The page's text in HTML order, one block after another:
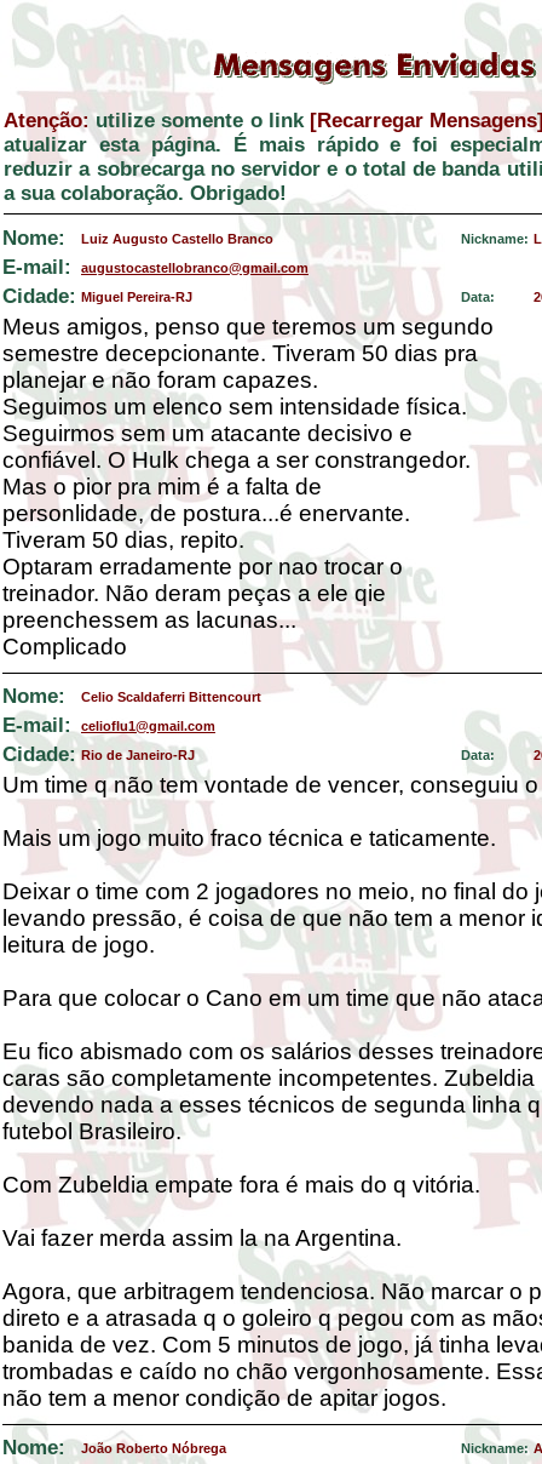
Atenção: utilize somente o link [Recarregar
atualizar esta página. É mais rápido e foi
reduzir a sobrecarga no servidor e o total de banda
a sua colaboração. Obrigado!
Nome:
Luiz Augusto Castello Branco Nickname:
E-mail: augustocastellobranco@gmail.com
Cidade: Miguel Pereira-RJ Data:
Meus amigos, penso que teremos um segundo
semestre decepcionante. Tiveram 50 dias pra
planejar e não foram capazes.
Seguimos um elenco sem intensidade física.
Seguirmos sem um atacante decisivo e
confiável. O Hulk chega a ser constrangedor.
Mas o pior pra mim é a falta de
personlidade, de postura...é enervante.
Tiveram 50 dias, repito.
Optaram erradamente por nao trocar o
treinador. Não deram peças a ele qie
preenchessem as lacunas...
Complicado
Nome: Celio Scaldaferri Bittencourt
E-mail: celioflu1@gmail.com
Cidade: Rio de Janeiro-RJ Data:
Um time q não tem vontade de vencer, conseguiu
Mais um jogo muito fraco técnica e taticamente.
Deixar o time com 2 jogadores no meio, no final do
levando pressão, é coisa de que não tem a menor
leitura de jogo.
Para que colocar o Cano em um time que não
Eu fico abismado com os salários desses
caras são completamente incompetentes. Zubeldia
devendo nada a esses técnicos de segunda linha
futebol Brasileiro.
Com Zubeldia empate fora é mais do q vitória.
Vai fazer merda assim la na Argentina.
Agora, que arbitragem tendenciosa. Não marcar o
direto e a atrasada q o goleiro q pegou com as
banida de vez. Com 5 minutos de jogo, já tinha
trombadas e caído no chão vergonhosamente.
não tem a menor condição de apitar jogos.
Nome: João Roberto Nóbrega Nickname: